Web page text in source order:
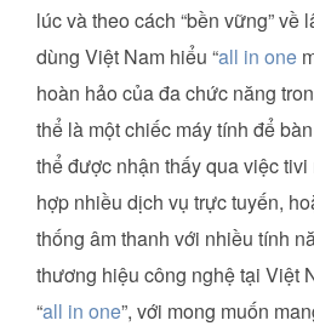
lúc và theo cách “bền vững” về
dùng Việt Nam hiểu “all in one
hoàn hảo của đa chức năng
thể là một chiếc máy tính để bàn
thể được nhận thấy qua việc
hợp nhiều dịch vụ trực tuyến,
thống âm thanh với nhiều tính
thương hiệu công nghệ tại Việt
“all in one”, với mong muốn